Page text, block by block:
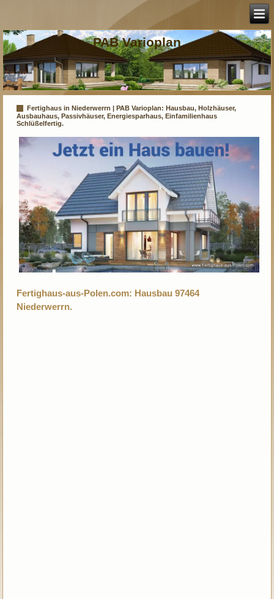
PAB Varioplan
Fertighaus in Niederwerrn | PAB Varioplan: Hausbau, Holzhäuser,
Ausbauhaus, Passivhäuser, Energiesparhaus, Einfamilienhaus
Schlüßelfertig.
Fertighaus-aus-Polen.com: Hausbau 97464
Niederwerrn.